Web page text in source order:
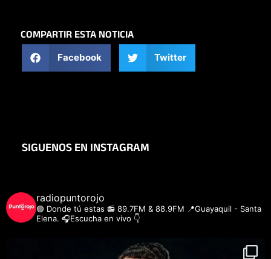
COMPARTIR ESTA NOTICIA
Facebook Twitter
SIGUENOS EN INSTAGRAM
radiopuntorojo
🟣 Donde tú estas 📻 89.7FM & 88.9FM 📍Guayaquil - Santa
Elena. 🎧Escucha en vivo 👇